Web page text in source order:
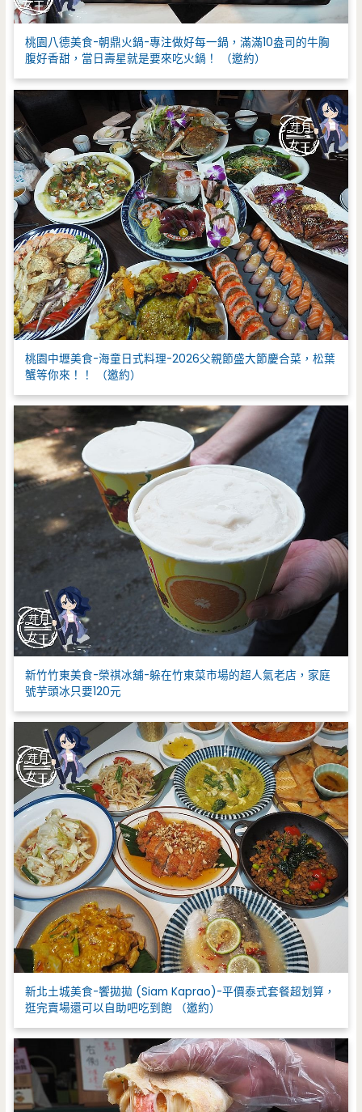
桃園八德美食-朝鼎火鍋-專注做好每一鍋，滿滿10盎司的牛胸
腹好香甜，當日壽星就是要來吃火鍋！ （邀約）
桃園中壢美食-海童日式料理-2026父親節盛大節慶合菜，松葉
蟹等你來！！ （邀約）
新竹竹東美食-榮祺冰舖-躲在竹東菜市場的超人氣老店，家庭
號芋頭冰只要120元
新北土城美食-饗拋拋 (Siam Kaprao)-平價泰式套餐超划算，
逛完賣場還可以自助吧吃到飽 （邀約）